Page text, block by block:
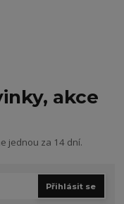
akce
jednou za 14 dní.
Přihlásit se